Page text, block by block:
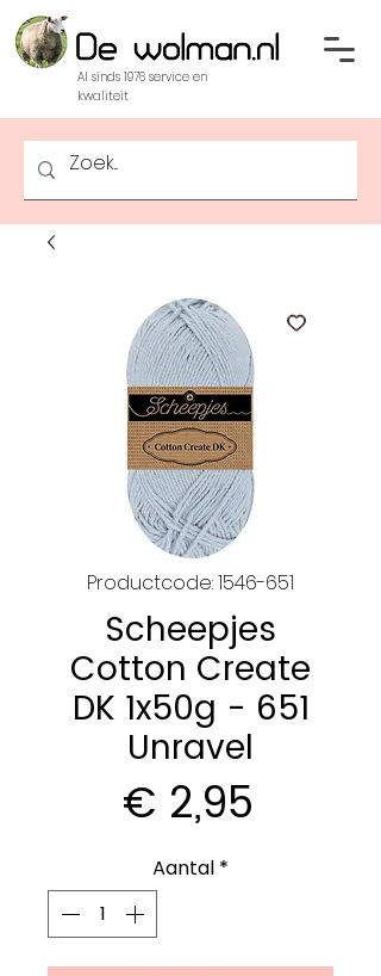
Al sinds 1976 service en
kwaliteit
Productcode: 1546-651
Scheepjes
Cotton Create
DK 1x50g - 651
Unravel
€ 2,95
Aantal *